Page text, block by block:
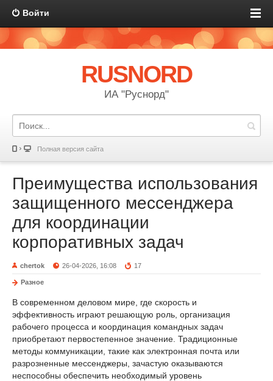
Войти
RUSNORD
ИА "Руснорд"
Полная версия сайта
Преимущества использования
защищенного мессенджера
для координации
корпоративных задач
chertok 26-04-2026, 16:08 17
Разное
В современном деловом мире, где скорость и
эффективность играют решающую роль, организация
рабочего процесса и координация командных задач
приобретают первостепенное значение. Традиционные
методы коммуникации, такие как электронная почта или
разрозненные мессенджеры, зачастую оказываются
неспособны обеспечить необходимый уровень